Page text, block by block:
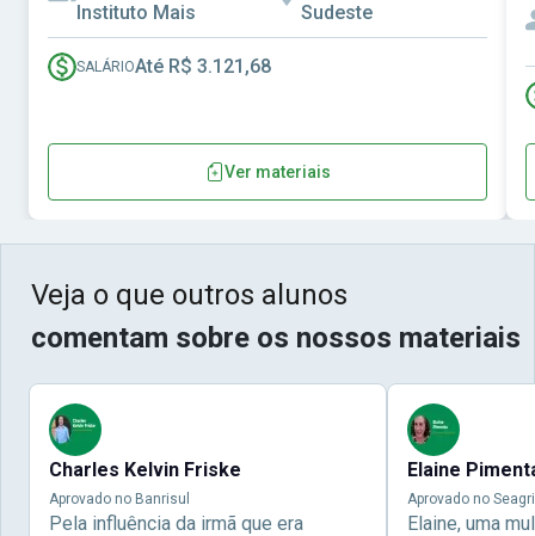
Instituto Mais Sudeste
SALÁRIOAté R$ 3.121,68
Ver materiais
Veja o que outros alunos
comentam sobre os nossos materiais
Charles Kelvin Friske
Aprovado no Banrisul
Pela influência da irmã que era
Elaine
Aprovado no
Elaine, uma